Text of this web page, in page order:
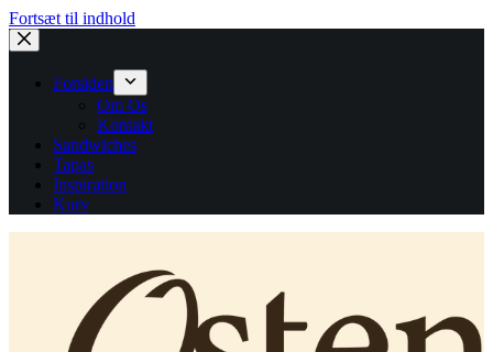
Fortsæt til indhold
Forsiden
Om Os
Kontakt
Sandwiches
Tapas
Inspiration
Kurv